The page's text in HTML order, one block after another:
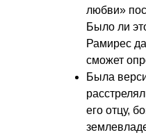
любви»
Было ли
Рамирес
сможет
Была
его отцу,